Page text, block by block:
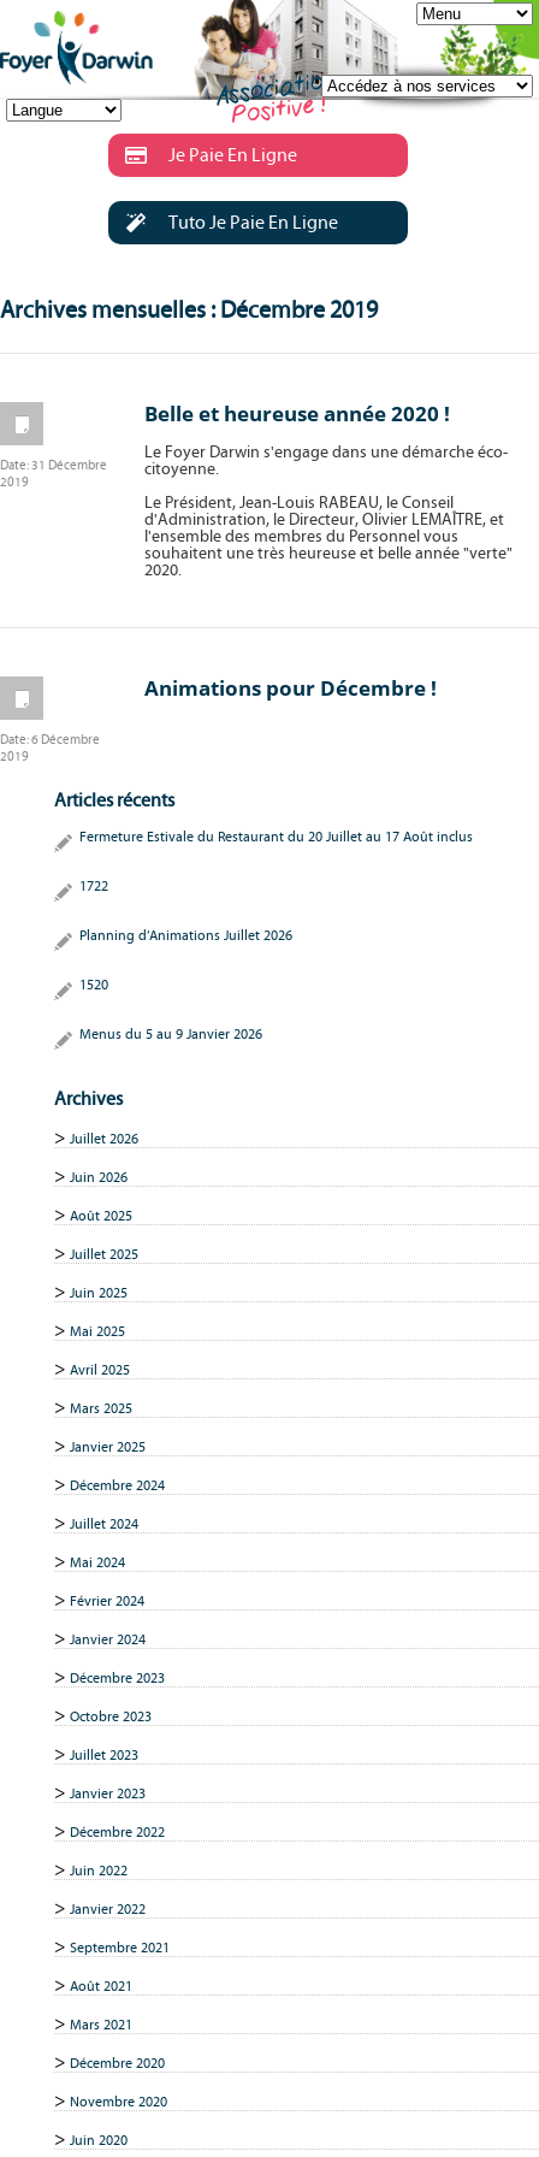
Je Paie En Ligne
Tuto Je Paie En Ligne
Archives mensuelles : Décembre 2019
Date:31 Décembre
2019
Belle et heureuse année 2020 !
Le Foyer Darwin s'engage dans une démarche éco-
citoyenne.
Le Président, Jean-Louis RABEAU, le Conseil
d'Administration, le Directeur, Olivier LEMAÎTRE, et
l'ensemble des membres du Personnel vous
souhaitent une très heureuse et belle année "verte"
2020.
Date:6 Décembre
2019
Animations pour Décembre !
Articles récents
Fermeture Estivale du Restaurant du 20 Juillet au 17 Août inclus
1722
Planning d’Animations Juillet 2026
1520
Menus du 5 au 9 Janvier 2026
Archives
Juillet 2026
Juin 2026
Août 2025
Juillet 2025
Juin 2025
Mai 2025
Avril 2025
Mars 2025
Janvier 2025
Décembre 2024
Juillet 2024
Mai 2024
Février 2024
Janvier 2024
Décembre 2023
Octobre 2023
Juillet 2023
Janvier 2023
Décembre 2022
Juin 2022
Janvier 2022
Septembre 2021
Août 2021
Mars 2021
Décembre 2020
Novembre 2020
Juin 2020